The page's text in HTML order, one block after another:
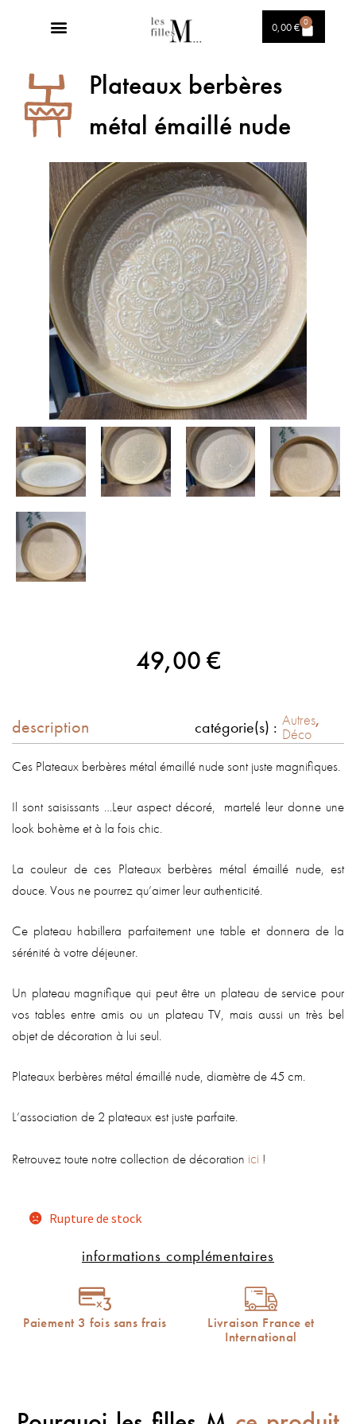
0,00€ 0
Plateaux berbères
métal émaillé nude
49,00€
description catégorie(s) : Autres,
Déco
Ces Plateaux berbères métal émaillé nude sont juste magnifiques.
Il sont saisissants …Leur aspect décoré, martelé leur donne une
look bohème et à la fois chic.
La couleur de ces Plateaux berbères métal émaillé nude, est
douce. Vous ne pourrez qu’aimer leur authenticité.
Ce plateau habillera parfaitement une table et donnera de la
sérénité à votre déjeuner.
Un plateau magnifique qui peut être un plateau de service pour
vos tables entre amis ou un plateau TV, mais aussi un très bel
objet de décoration à lui seul.
Plateaux berbères métal émaillé nude, diamètre de 45 cm.
L’association de 2 plateaux est juste parfaite.
Retrouvez toute notre collection de décoration ici !
Rupture de stock
informations complémentaires
Paiement 3 fois sans frais
Livraison France et
International